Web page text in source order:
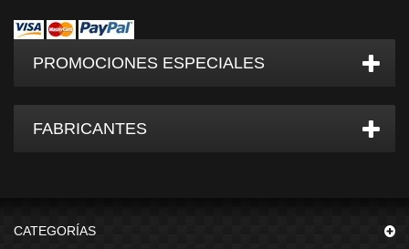
PROMOCIONES ESPECIALES
FABRICANTES
CATEGORÍAS